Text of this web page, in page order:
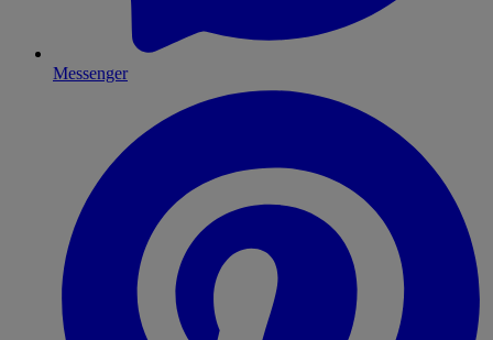
Messenger